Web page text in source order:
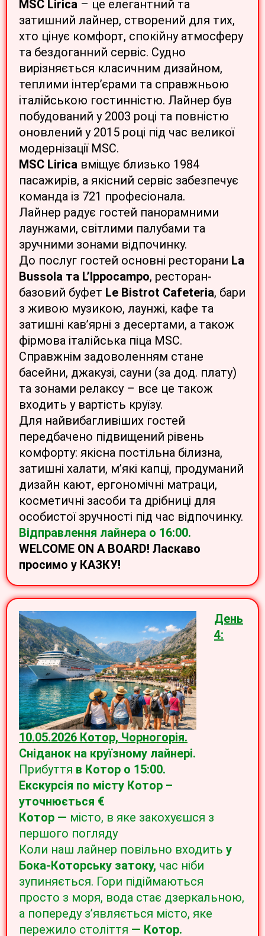
MSC Lirica – це елегантний та
затишний лайнер, створений для тих,
хто цінує комфорт, спокійну атмосферу
та бездоганний сервіс. Судно
вирізняється класичним дизайном,
теплими інтер’єрами та справжньою
італійською гостинністю. Лайнер був
побудований у 2003 році та повністю
оновлений у 2015 році під час великої
модернізації MSC.
MSC Lirica вміщує близько 1984
пасажирів, а якісний сервіс забезпечує
команда із 721 професіонала.
Лайнер радує гостей панорамними
лаунжами, світлими палубами та
зручними зонами відпочинку.
До послуг гостей основні ресторани La
Bussola та L’Ippocampo, ресторан-
базовий буфет Le Bistrot Cafeteria, бари
з живою музикою, лаунжі, кафе та
затишні кав’ярні з десертами, а також
фірмова італійська піца MSC.
Справжнім задоволенням стане
басейни, джакузі, сауни (за дод. плату)
та зонами релаксу – все це також
входить у вартість круїзу.
Для найвибагливіших гостей
передбачено підвищений рівень
комфорту: якісна постільна білизна,
затишні халати, м’які капці, продуманий
дизайн кают, ергономічні матраци,
косметичні засоби та дрібниці для
особистої зручності під час відпочинку.
Відправлення лайнера о 16:00.
WELCOME ON A BOARD! Ласкаво
просимо у КАЗКУ!
День
4:
10.05.2026 Котор, Чорногорія.
Сніданок на круїзному лайнері.
Прибуття в Котор о 15:00.
Екскурсія по місту Котор –
уточнюється €
Котор — місто, в яке закохуєшся з
першого погляду
Коли наш лайнер повільно входить у
Бока-Которську затоку, час ніби
зупиняється. Гори підіймаються
просто з моря, вода стає дзеркальною,
а попереду з’являється місто, яке
пережило століття — Котор.